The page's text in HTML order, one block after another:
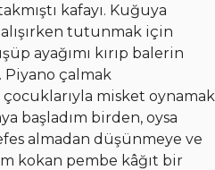
kafayı. Kuğuya
tutunmak için
ayağımı kırıp balerin
çalmak
misket oynamak
başladım birden, oysa
almadan düşünmeye ve
kokan pembe kâğıt bir